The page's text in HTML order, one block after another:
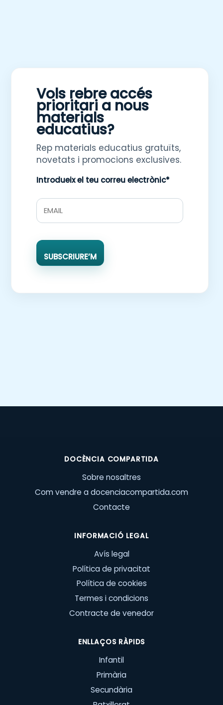
Vols rebre accés
prioritari a nous
materials
educatius?
Rep materials educatius gratuïts,
novetats i promocions exclusives.
Introdueix el teu correu electrònic*
SUBSCRIURE’M
DOCÈNCIA COMPARTIDA
Sobre nosaltres
Com vendre a docenciacompartida.com
Contacte
INFORMACIÓ LEGAL
Avís legal
Política de privacitat
Política de cookies
Termes i condicions
Contracte de venedor
ENLLAÇOS RÀPIDS
Infantil
Primària
Secundària